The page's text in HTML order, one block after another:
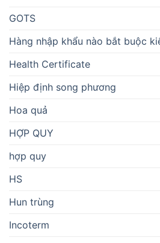
GOTS
Hàng nhập khẩu nào bắt buộc
Health Certificate
Hiệp định song phương
Hoa quả
HỢP QUY
hợp quy
HS
Hun trùng
Incoterm